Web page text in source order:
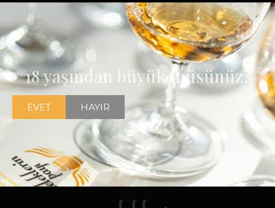
18 yaşından büyük müsünüz?
EVET HAYIR